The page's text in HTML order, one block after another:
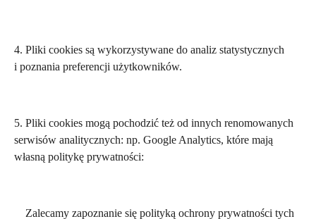
4. Pliki cookies są wykorzystywane do analiz statystycznych
i poznania preferencji użytkowników.
5. Pliki cookies mogą pochodzić też od innych renomowanych
serwisów analitycznych: np. Google Analytics, które mają
własną politykę prywatności:
Zalecamy zapoznanie się polityką ochrony prywatności tych